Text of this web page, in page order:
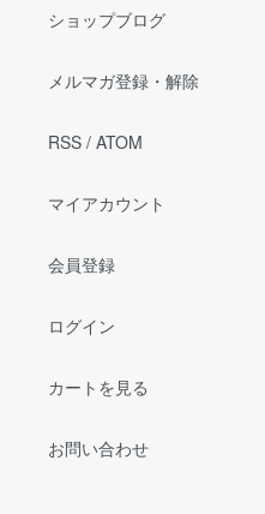
ショップブログ
メルマガ登録・解除
RSS / ATOM
マイアカウント
会員登録
ログイン
カートを見る
お問い合わせ